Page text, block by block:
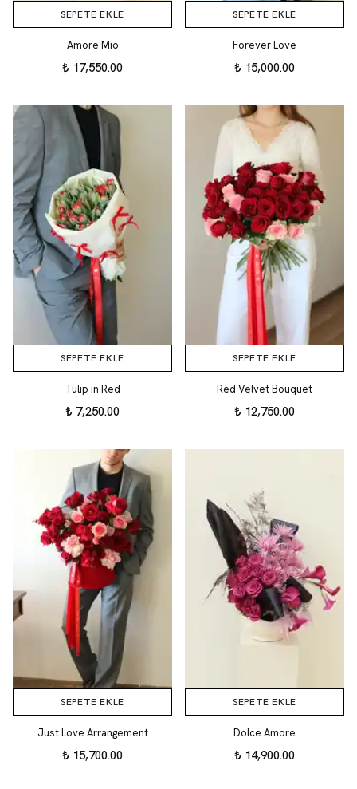
SEPETE EKLE
Amore Mio
₺ 17,550.00
SEPETE EKLE
Forever Love
₺ 15,000.00
SEPETE EKLE
Tulip in Red
₺ 7,250.00
SEPETE EKLE
Red Velvet Bouquet
₺ 12,750.00
SEPETE EKLE
Just Love Arrangement
₺ 15,700.00
SEPETE EKLE
Dolce Amore
₺ 14,900.00